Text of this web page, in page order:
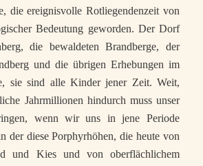
die ereignisvolle Rotliegendenzeit von
Bedeutung geworden. Der Dorf
die bewaldeten Brandberge, der
und die übrigen Erhebungen im
sie sind alle Kinder jener Zeit. Weit,
Jahrmillionen hindurch muss unser
wenn wir uns in jene Periode
der diese Porphyrhöhen, die heute von
und Kies und von oberflächlichem